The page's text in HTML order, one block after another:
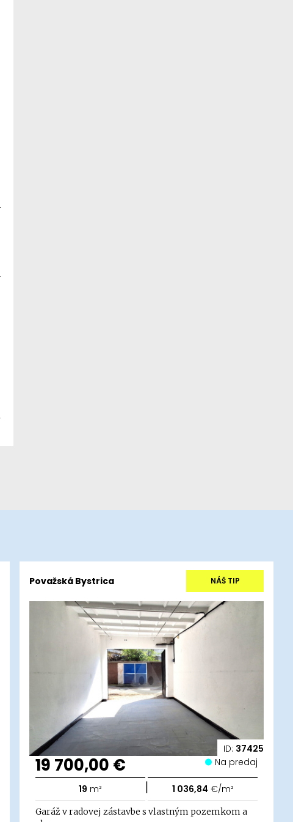
ID: 37425
Považská Bystrica NÁŠ TIP
19 700,00 € Na predaj
19 m² | 1 036,84 €/m²
Garáž v radovej zástavbe s vlastným pozemkom a